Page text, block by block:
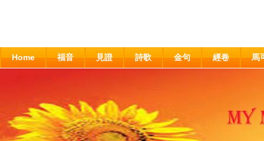
Home 福音 見證 詩歌 金句 經卷 馬